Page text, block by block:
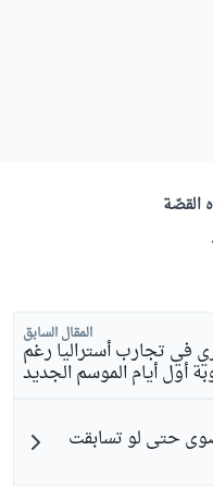
القصّة
المقال السابق
في تجارب أستراليا رغم
أول أيام الموسم الجديد
حتى لو تسابقت